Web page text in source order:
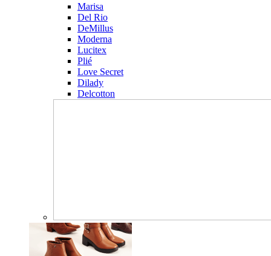
Marisa
Del Rio
DeMillus
Moderna
Lucitex
Plié
Love Secret
Dilady
Delcotton